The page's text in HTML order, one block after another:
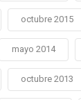
octubre 2015
mayo 2014
octubre 2013